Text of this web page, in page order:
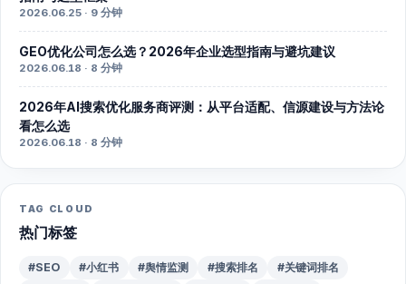
2026.06.25 · 9 分钟
GEO优化公司怎么选？2026年企业选型指南与避坑建议
2026.06.18 · 8 分钟
2026年AI搜索优化服务商评测：从平台适配、信源建设与方法论
看怎么选
2026.06.18 · 8 分钟
TAG CLOUD
热门标签
#SEO #小红书 #舆情监测 #搜索排名
#关键词排名